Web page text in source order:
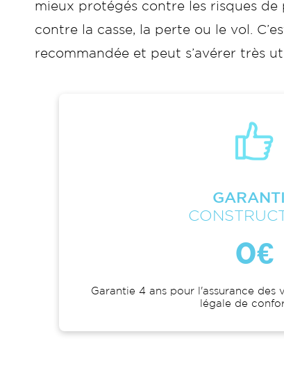
mieux protégés contre les risques
contre la casse, la perte ou le vol.
recommandée et peut s’avérer très
0€
Garantie 4 ans pour l'assurance des
légale de